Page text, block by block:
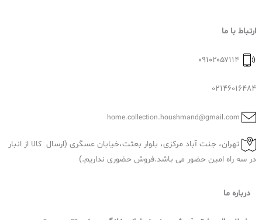
ارتباط با ما
02146016484
تهران، جنت آباد مرکزی، بلوار بعثت،خیابان عسگری (ارسال کالا از انبار
در سه راه امین حضور می باشد.فروش حضوری نداریم.)
درباره ما